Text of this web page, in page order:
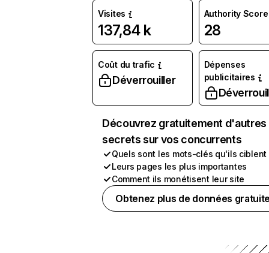
Visites
137,84 k
Authority Score
28
Coût du trafic
Déverrouiller
Dépenses
publicitaires
Découvrez gratuitement d'autres
secrets sur vos concurrents
Quels sont les mots-clés qu'ils ciblent
Leurs pages les plus importantes
Comment ils monétisent leur site
Obtenez plus de données